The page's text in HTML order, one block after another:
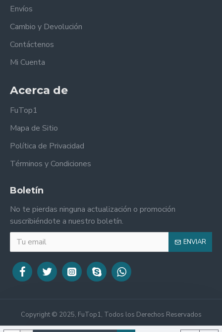
Envíos
Cambio y Devolución
Contáctenos
Mi Cuenta
Acerca de
FuTop1
Mapa de Sitio
Política de Privacidad
Términos y Condiciones
Boletín
No te pierdas ninguna actualización o promoción
suscribiéndote a nuestro boletín.
ENVIAR
Copyright © 2025, FuTop1, Todos los Derechos Reservados